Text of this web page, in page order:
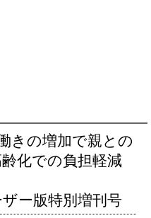
きの増加で親との
化での負担軽減
ー版特別増刊号